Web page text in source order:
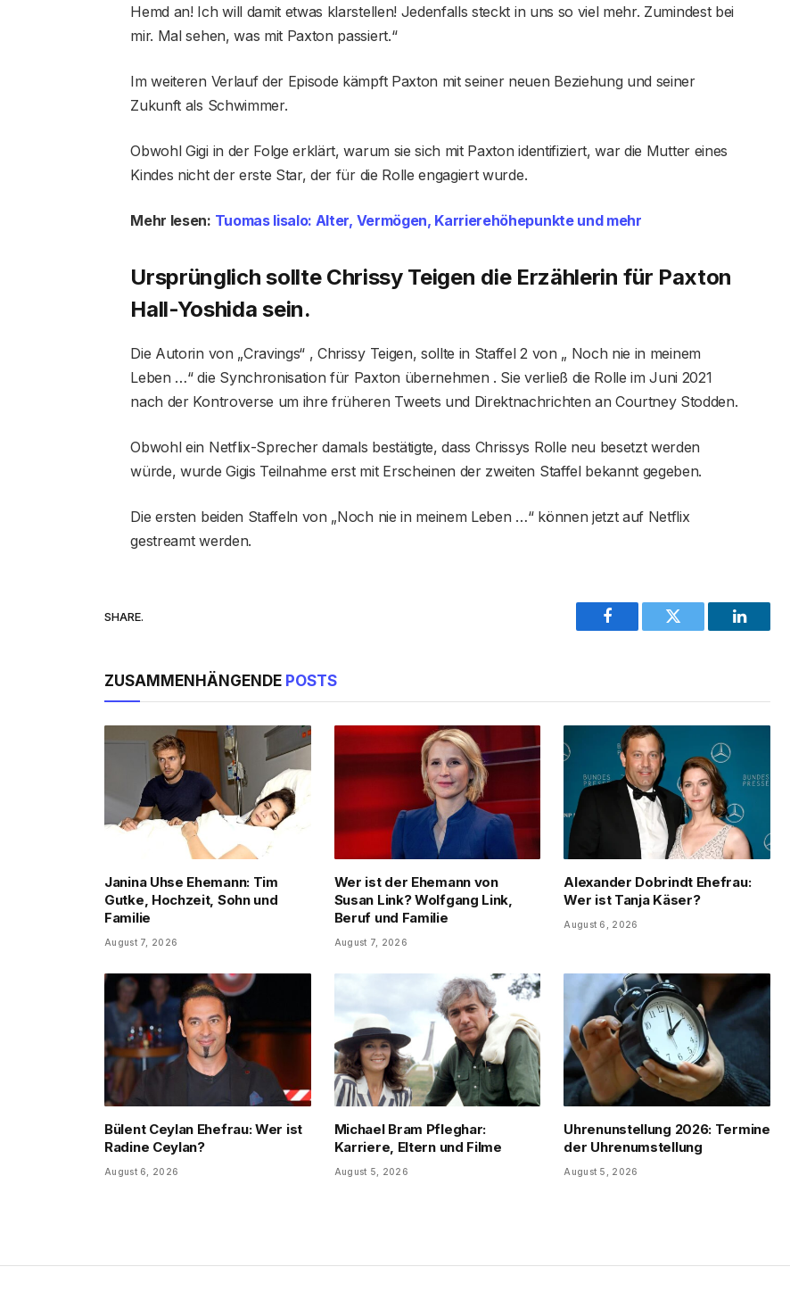
Hemd an! Ich will damit etwas klarstellen! Jedenfalls steckt in uns so viel mehr. Zumindest bei
mir. Mal sehen, was mit Paxton passiert.“
Im weiteren Verlauf der Episode kämpft Paxton mit seiner neuen Beziehung und seiner
Zukunft als Schwimmer.
Obwohl Gigi in der Folge erklärt, warum sie sich mit Paxton identifiziert, war die Mutter eines
Kindes nicht der erste Star, der für die Rolle engagiert wurde.
Mehr lesen: Tuomas Iisalo: Alter, Vermögen, Karrierehöhepunkte und mehr
Ursprünglich sollte Chrissy Teigen die Erzählerin für Paxton
Hall-Yoshida sein.
Die Autorin von „Cravings“ , Chrissy Teigen, sollte in Staffel 2 von „ Noch nie in meinem
Leben …“ die Synchronisation für Paxton übernehmen . Sie verließ die Rolle im Juni 2021
nach der Kontroverse um ihre früheren Tweets und Direktnachrichten an Courtney Stodden.
Obwohl ein Netflix-Sprecher damals bestätigte, dass Chrissys Rolle neu besetzt werden
würde, wurde Gigis Teilnahme erst mit Erscheinen der zweiten Staffel bekannt gegeben.
Die ersten beiden Staffeln von „Noch nie in meinem Leben …“ können jetzt auf Netflix
gestreamt werden.
SHARE.
Facebook Twitter LinkedIn
ZUSAMMENHÄNGENDE POSTS
Janina Uhse Ehemann: Tim
Gutke, Hochzeit, Sohn und
Familie
August 7, 2026
Wer ist der Ehemann von
Susan Link? Wolfgang Link,
Beruf und Familie
August 7, 2026
Alexander Dobrindt Ehefrau:
Wer ist Tanja Käser?
August 6, 2026
Bülent Ceylan Ehefrau: Wer ist
Radine Ceylan?
August 6, 2026
Michael Bram Pfleghar:
Karriere, Eltern und Filme
August 5, 2026
Uhrenunstellung 2026: Termine
der Uhrenumstellung
August 5, 2026